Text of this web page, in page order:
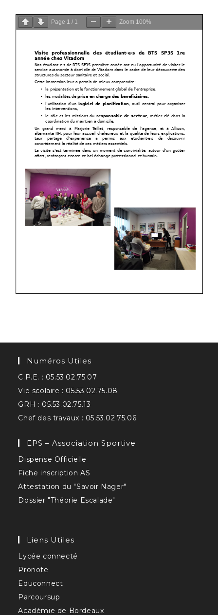
Page 1 / 1 Zoom 100%
Numéros Utiles
C.P.E. : 05.53.02.75.07
Vie scolaire : 05.53.02.75.08
GRH : 05.53.02.75.13
Chef des travaux : 05.53.02.75.06
EPS – Association Sportive
Dispense Officielle
Fiche inscription AS
Attestation du "Savoir Nager"
Dossier "Théorie Escalade"
Liens Utiles
Lycée connecté
Pronote
Educonnect
Parcoursup
Académie de Bordeaux